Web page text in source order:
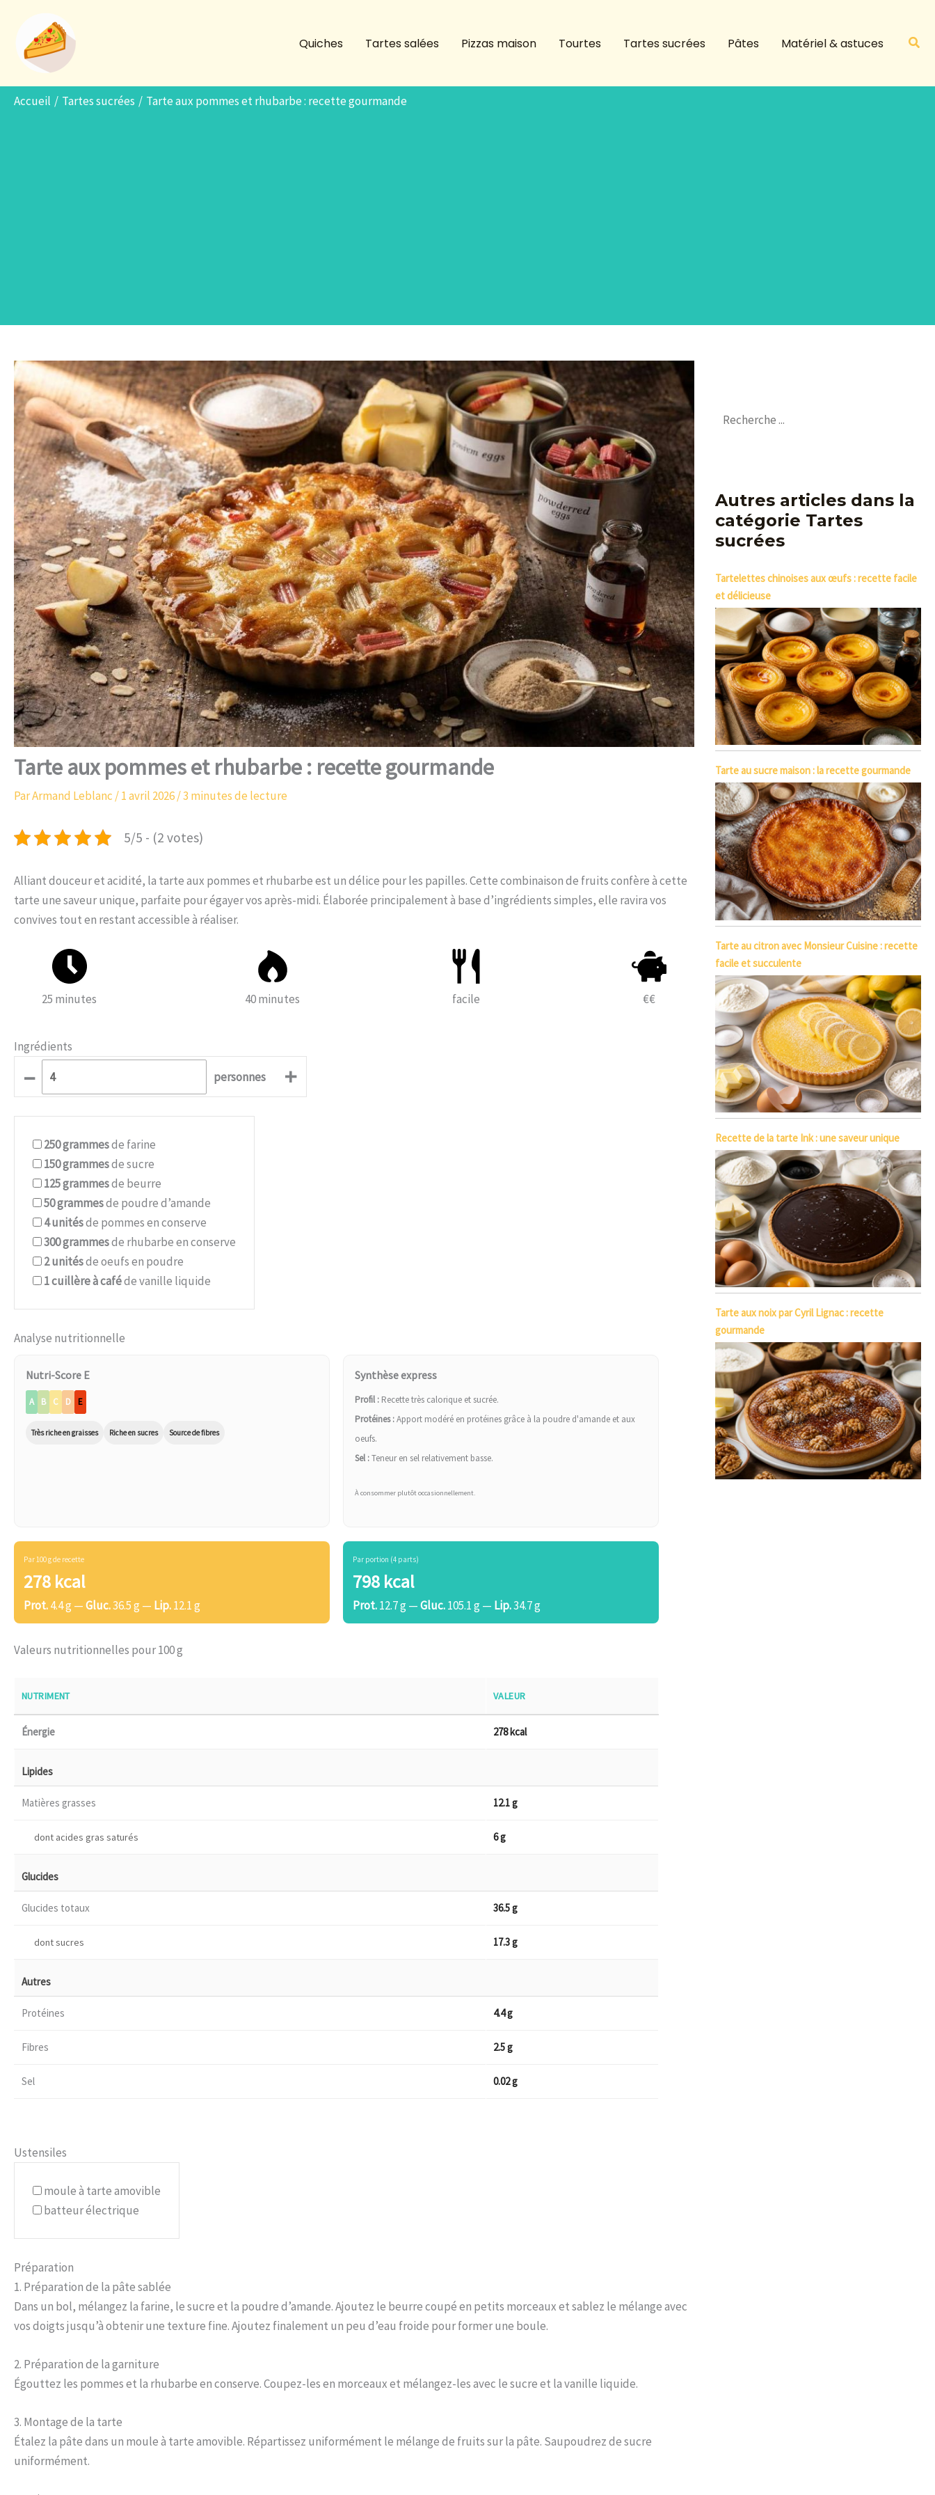
contenu
Quiches Tartes salées Pizzas maison Tourtes Tartes sucrées Pâtes Matériel & astuces
Accueil Tartes sucrées Tarte aux pommes et rhubarbe : recette gourmande
Tarte aux pommes et rhubarbe : recette gourmande
ParArmand Leblanc/1 avril 2026/3 minutes de lecture
5/5 - (2 votes)
Alliant douceur et acidité, la tarte aux pommes et rhubarbe est un délice pour les papilles. Cette combinaison de fruits confère à cette
tarte une saveur unique, parfaite pour égayer vos après-midi. Élaborée principalement à base d’ingrédients simples, elle ravira vos
convives tout en restant accessible à réaliser.
25 minutes 40 minutes facile €€
Ingrédients
– personnes +
250grammesde farine
150grammesde sucre
125grammesde beurre
50grammesde poudre d’amande
4unitésde pommes en conserve
300grammesde rhubarbe en conserve
2unitésde oeufs en poudre
1cuillère à caféde vanille liquide
Analyse nutritionnelle
Nutri-Score E
A B C D E
Très riche en graisses Riche en sucres Source de fibres
Synthèse express
Profil :Recette très calorique et sucrée.
Protéines :Apport modéré en protéines grâce à la poudre d'amande et aux
oeufs.
Sel :Teneur en sel relativement basse.
À consommer plutôt occasionnellement.
Par 100 g de recette
278 kcal
Prot.4.4 g —Gluc.36.5 g — Lip.12.1 g
Par portion (4 parts)
798 kcal
Prot.12.7 g —Gluc.105.1 g — Lip.34.7 g
Valeurs nutritionnelles pour 100 g
NUTRIMENT VALEUR
Énergie 278 kcal
Lipides
Matières grasses 12.1 g
dont acides gras saturés 6 g
Glucides
Glucides totaux 36.5 g
dont sucres 17.3 g
Autres
Protéines 4.4 g
Fibres 2.5 g
Sel 0.02 g
Ustensiles
moule à tarte amovible
batteur électrique
Préparation
1. Préparation de la pâte sablée
Dans un bol, mélangez la farine, le sucre et la poudre d’amande. Ajoutez le beurre coupé en petits morceaux et sablez le mélange avec
vos doigts jusqu’à obtenir une texture fine. Ajoutez finalement un peu d’eau froide pour former une boule.
2. Préparation de la garniture
Égouttez les pommes et la rhubarbe en conserve. Coupez-les en morceaux et mélangez-les avec le sucre et la vanille liquide.
3. Montage de la tarte
Étalez la pâte dans un moule à tarte amovible. Répartissez uniformément le mélange de fruits sur la pâte. Saupoudrez de sucre
uniformément.
Autres articles dans la
catégorie Tartes
sucrées
Tartelettes chinoises aux œufs : recette facile
et délicieuse
Tarte au sucre maison : la recette gourmande
Tarte au citron avec Monsieur Cuisine : recette
facile et succulente
Recette de la tarte Ink : une saveur unique
Tarte aux noix par Cyril Lignac : recette
gourmande